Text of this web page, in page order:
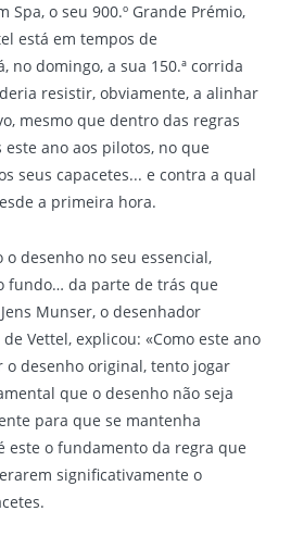
Spa, o seu 900.º Grande Prémio,
está em tempos de
no domingo, a sua 150.ª corrida
resistir, obviamente, a alinhar
mesmo que dentro das regras
ano aos pilotos, no que
seus capacetes... e contra a qual
a primeira hora.
desenho no seu essencial,
fundo… da parte de trás que
Munser, o desenhador
Vettel, explicou: «Como este ano
o desenho original, tento jogar
que o desenho não seja
para que se mantenha
este o fundamento da regra que
significativamente o